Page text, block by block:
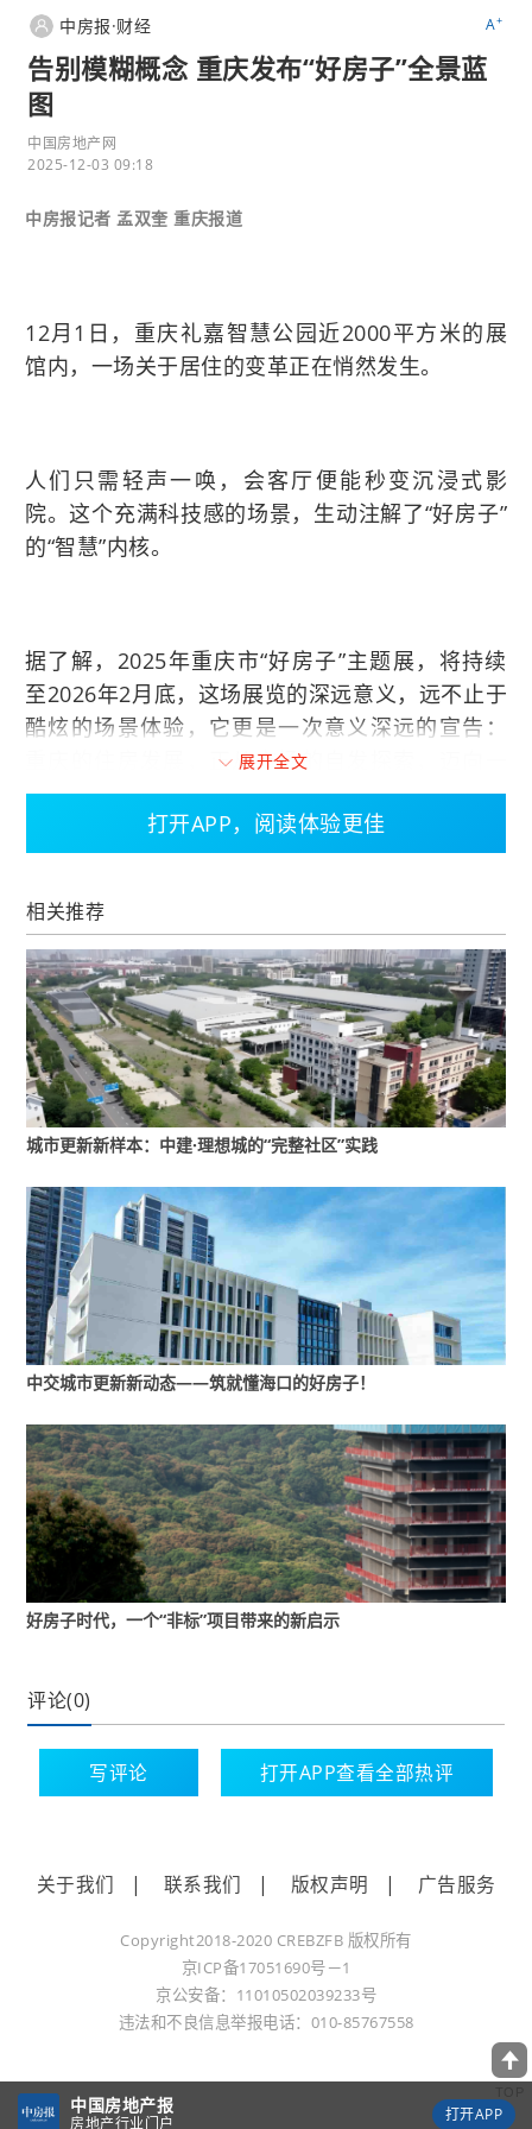
中房报·财经 A+
告别模糊概念 重庆发布“好房子”全景蓝
图
中国房地产网
2025-12-03 09:18
中房报记者 孟双奎 重庆报道
12月1日，重庆礼嘉智慧公园近2000平方米的展
馆内，一场关于居住的变革正在悄然发生。
人们只需轻声一唤，会客厅便能秒变沉浸式影
院。这个充满科技感的场景，生动注解了“好房子”
的“智慧”内核。
据了解，2025年重庆市“好房子”主题展，将持续
至2026年2月底，这场展览的深远意义，远不止于
酷炫的场景体验，它更是一次意义深远的宣告：
重庆的住房发展，正从市场的自发探索，迈向一
场由政府系统牵引、以标准革新与制度构建为基
石的全新旅程。这标志着关于“好房子”的定义，正
从模糊的市场概念，转向一套有温度、可衡量、
十大示范项目亮相
提供可触摸的品质范本
据介绍，2025年重庆市“好房子”主题展于12月1日
在重庆礼嘉智慧公园正式拉开帷幕。从12月3日
起，广大市民朋友便可以通过免费扫码预约观
展，每周三至周日面向市民开放。
本次展览将围绕“好房子·好生活”主题，通过“好设
计、好建造、好材料、好运维”四大板块，以沉浸
式、实景化的方式，全方位立体展现新时代“好房
子”的建设理念。参观者不仅可以通过VR等技术体
验未来居所的舒适便捷，还能实地探访各类精心
打造的实景样板房，并了解一系列应用于建筑领
可能。
璞印金开、华润置地&香港置地· 观宸·千重锦、国
瑞长嘉外滩·长江赋、联发观音桥·嘉和府、海成云
湖郡二期、华宇御璟首玺二期、招商1872·阅青
斓、康田春江雅颂、宏冠·江山印等10个项目入
展开全文
打开APP，阅读体验更佳
相关推荐
城市更新新样本：中建·理想城的“完整社区”实践
中交城市更新新动态——筑就懂海口的好房子！
好房子时代，一个“非标”项目带来的新启示
评论(0)
写评论 打开APP查看全部热评
关于我们 | 联系我们 | 版权声明 | 广告服务
Copyright2018-2020 CREBZFB 版权所有
京ICP备17051690号－1
京公安备：11010502039233号
违法和不良信息举报电话：010-85767558
中国房地产报
房地产行业门户 打开APP